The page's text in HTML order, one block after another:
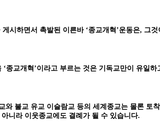
시하면서 촉발된 이른바 ‘종교개혁’운동은,
교개혁’이라고 부르는 것은 기독교만이 유일
불교 유교 이슬람교 등의 세계종교는 몰론
니라 이웃종교에도 결례가 될 수 있습니다.